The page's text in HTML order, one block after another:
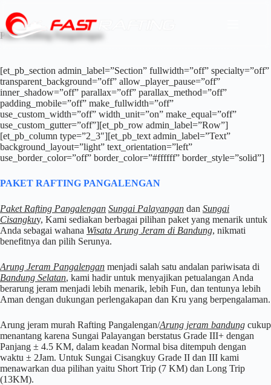
Paket Rafting Pangalengan
[et_pb_section admin_label=”Section” fullwidth=”off” specialty=”off”
transparent_background=”off” allow_player_pause=”off”
inner_shadow=”off” parallax=”off” parallax_method=”off”
padding_mobile=”off” make_fullwidth=”off”
use_custom_width=”off” width_unit=”on” make_equal=”off”
use_custom_gutter=”off”][et_pb_row admin_label=”Row”]
[et_pb_column type=”2_3″][et_pb_text admin_label=”Text”
background_layout=”light” text_orientation=”left”
use_border_color=”off” border_color=”#ffffff” border_style=”solid”]
PAKET RAFTING PANGALENGAN
Paket Rafting Pangalengan Sungai Palayangan dan Sungai
Cisangkuy, Kami sediakan berbagai pilihan paket yang menarik untuk
Anda sebagai wahana Wisata Arung Jeram di Bandung, nikmati
benefitnya dan pilih Serunya.
Arung Jeram Pangalengan menjadi salah satu andalan pariwisata di
Bandung Selatan, kami hadir untuk menyajikan petualangan Anda
berarung jeram menjadi lebih menarik, lebih Fun, dan tentunya lebih
Aman dengan dukungan perlengakapan dan Kru yang berpengalaman.
Arung jeram murah Rafting Pangalengan/Arung jeram bandung cukup
menantang karena Sungai Palayangan berstatus Grade III+ dengan
Panjang ± 4.5 KM, dalam keadan Normal bisa ditempuh dengan
waktu ± 2Jam. Untuk Sungai Cisangkuy Grade II dan III kami
menawarkan dua pilihan yaitu Short Trip (7 KM) dan Long Trip
(13KM).